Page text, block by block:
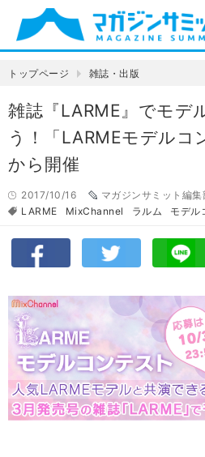
トップページ 雑誌・出版
雑誌『LARME』でモデ
う！「LARMEモデルコ
から開催
2017/10/16
マガジンサミット編集
LARME
MixChannel ラルム モデル